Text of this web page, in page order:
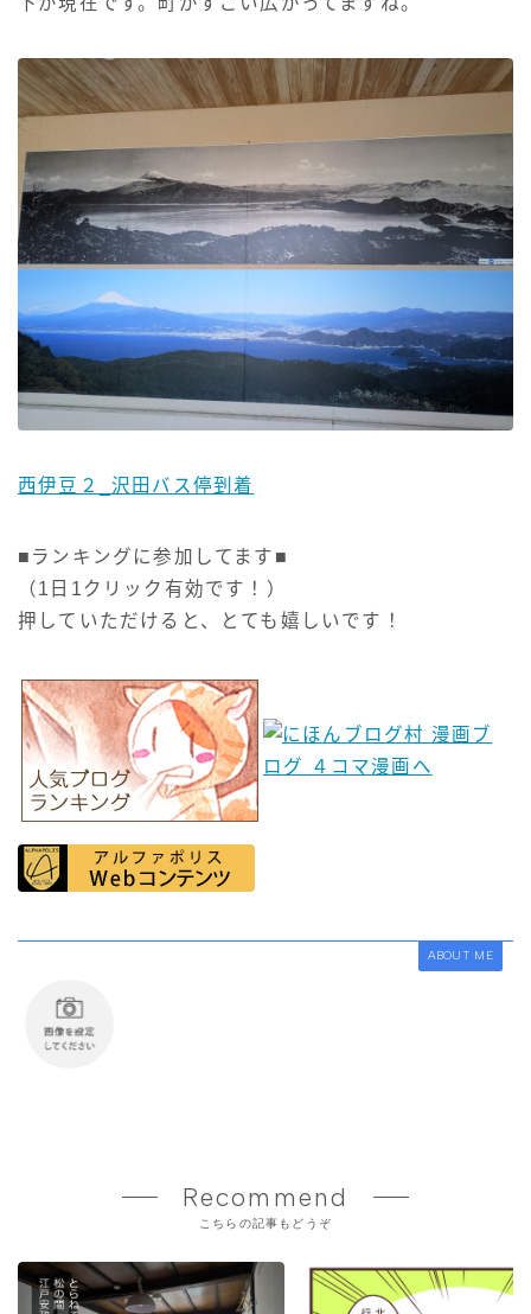
西伊豆２_沢田バス停到着
■ランキングに参加してます■
（1日1クリック有効です！）
押していただけると、とても嬉しいです！
ABOUT ME
Recommend
こちらの記事もどうぞ